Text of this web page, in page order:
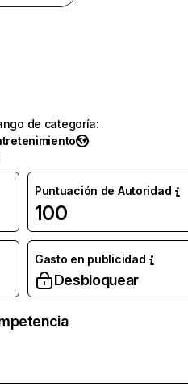
de categoría:
Puntuación de Autoridad
100
Gasto en publicidad
Desbloquear